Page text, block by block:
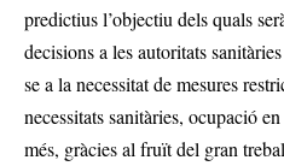
predictius l’objectiu dels quals
decisions a les autoritats
se a la necessitat de mesures
necessitats sanitàries, ocupació
més, gràcies al fruït del gran